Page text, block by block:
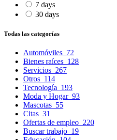
7 days
30 days
Todas las categorías
Automóviles 72
Bienes raíces 128
Servicios 267
Otros 114
Tecnología 193
Moda y Hogar 93
Mascotas 55
Citas 31
Ofertas de empleo 220
Buscar trabajo 19